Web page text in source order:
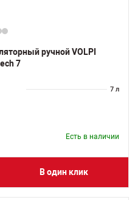
ручной VOLPI
7
7 л
Есть в наличии
В один клик